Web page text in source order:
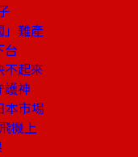
」難產
台
不起來
護神
本市場
機上